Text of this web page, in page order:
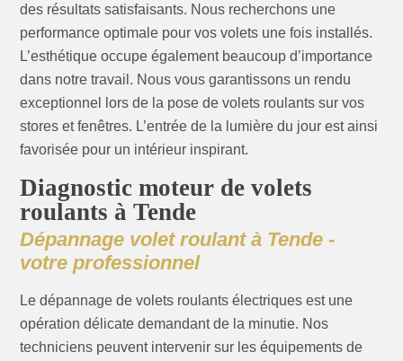
des résultats satisfaisants. Nous recherchons une
performance optimale pour vos volets une fois installés.
L’esthétique occupe également beaucoup d’importance
dans notre travail. Nous vous garantissons un rendu
exceptionnel lors de la pose de volets roulants sur vos
stores et fenêtres. L’entrée de la lumière du jour est ainsi
favorisée pour un intérieur inspirant.
Diagnostic moteur de volets
roulants à Tende
Dépannage volet roulant à Tende -
votre professionnel
Le dépannage de volets roulants électriques est une
opération délicate demandant de la minutie. Nos
techniciens peuvent intervenir sur les équipements de